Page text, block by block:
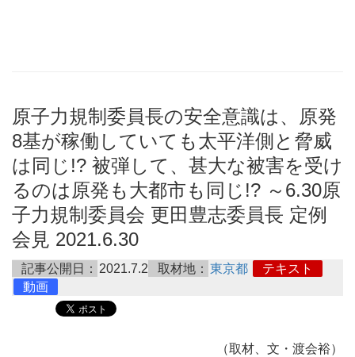
原子力規制委員長の安全意識は、原発
8基が稼働していても太平洋側と脅威
は同じ!? 被弾して、甚大な被害を受け
るのは原発も大都市も同じ!? ～6.30原
子力規制委員会 更田豊志委員長 定例
会見 2021.6.30
記事公開日： 2021.7.2 取材地： 東京都
テキスト
動画
（取材、文・渡会裕）